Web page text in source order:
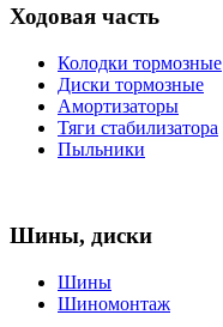
Ходовая часть
Колодки тормозные
Диски тормозные
Амортизаторы
Тяги стабилизатора
Пыльники
Шины, диски
Шины
Шиномонтаж